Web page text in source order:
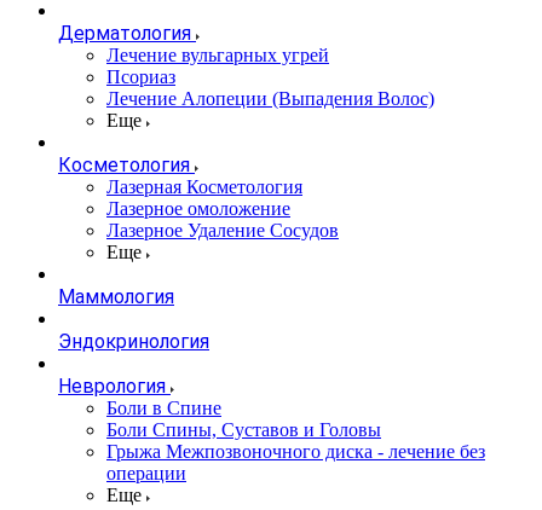
Дерматология
Лечение вульгарных угрей
Псориаз
Лечение Алопеции (Выпадения Волос)
Еще
Косметология
Лазерная Косметология
Лазерное омоложение
Лазерное Удаление Сосудов
Еще
Маммология
Эндокринология
Неврология
Боли в Cпине
Боли Спины, Суставов и Головы
Грыжа Межпозвоночного диска - лечение без
операции
Еще